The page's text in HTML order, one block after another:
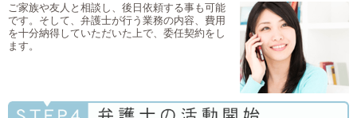
ご家族や友人と相談し、後日依頼する事も可能
です。そして、弁護士が行う業務の内容、費用
を十分納得していただいた上で、委任契約をし
ます。